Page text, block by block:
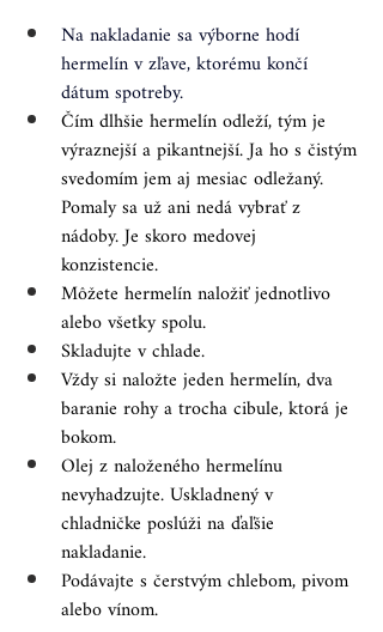
Na nakladanie sa výborne hodí
hermelín v zľave, ktorému končí
dátum spotreby.
Čím dlhšie hermelín odleží, tým je
výraznejší a pikantnejší. Ja ho s čistým
svedomím jem aj mesiac odležaný.
Pomaly sa už ani nedá vybrať z
nádoby. Je skoro medovej
konzistencie.
Môžete hermelín naložiť jednotlivo
alebo všetky spolu.
Skladujte v chlade.
Vždy si naložte jeden hermelín, dva
baranie rohy a trocha cibule, ktorá je
bokom.
Olej z naloženého hermelínu
nevyhadzujte. Uskladnený v
chladničke poslúži na ďaľšie
nakladanie.
Podávajte s čerstvým chlebom, pivom
alebo vínom.